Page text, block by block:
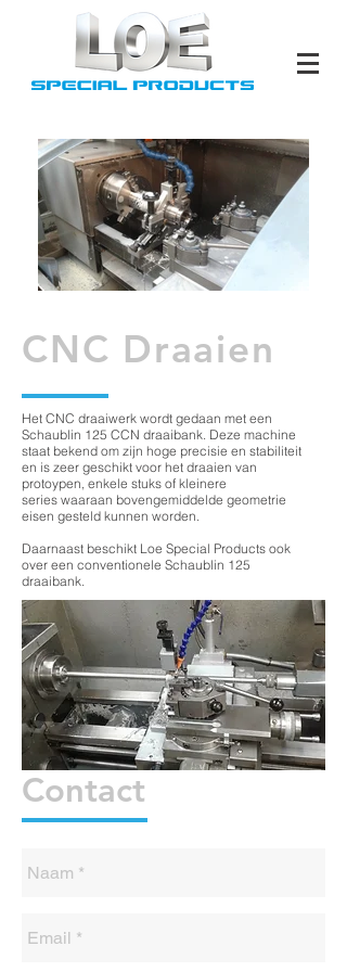
CNC Draaien
Het CNC draaiwerk wordt gedaan met een
Schaublin 125 CCN draaibank. Deze machine
staat bekend om zijn hoge precisie en stabiliteit
en is zeer geschikt voor het draaien van
protoypen, enkele stuks of kleinere
series waaraan bovengemiddelde geometrie
eisen gesteld kunnen worden.
Daarnaast beschikt Loe Special Products ook
over een conventionele Schaublin 125
draaibank.
Contact